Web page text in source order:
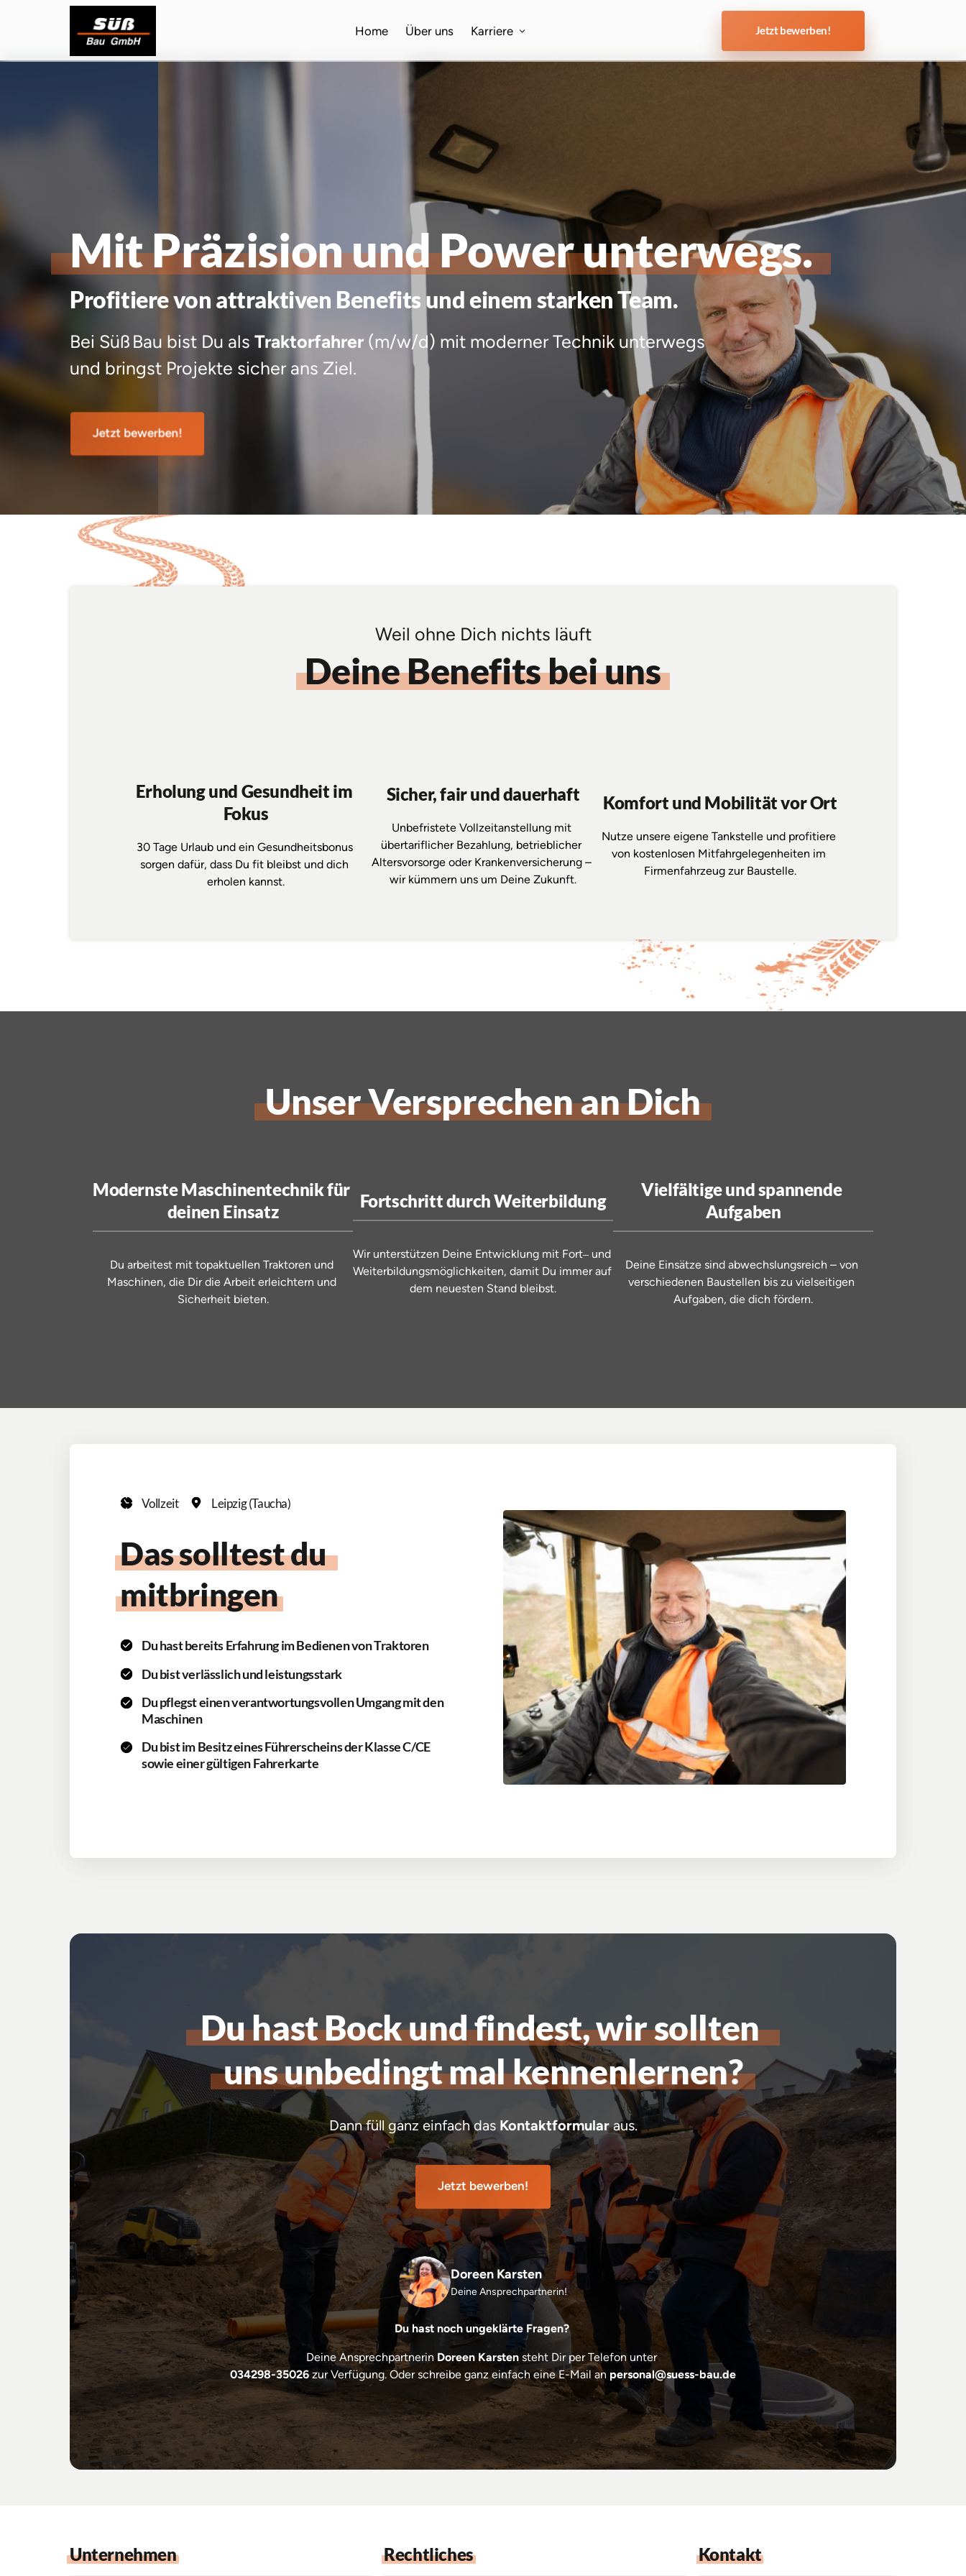
Home Über uns Karriere Jetzt bewerben!
Mit Präzision und Power unterwegs.
Profitiere von attraktiven Benefits und einem starken Team.
Bei Süß Bau bist Du als Traktorfahrer (m/w/d) mit moderner Technik unterwegs
und bringst Projekte sicher ans Ziel.
Jetzt bewerben!
Weil ohne Dich nichts läuft
Deine Benefits bei uns
Erholung und Gesundheit im
Fokus
30 Tage Urlaub und ein
Gesundheitsbonus
sorgen dafür, dass Du fit bleibst und
erholen kannst.
Sicher, fair und dauerhaft
Unbefristete Vollzeitanstellung
mit
übertariflicher Bezahlung,
betrieblicher
Altersvorsorge oder Krankenversicherung
–
wir kümmern uns um Deine Zukunft.
Komfort und Mobilität vor Ort
Nutze unsere eigene Tankstelle und
profitiere
von kostenlosen Mitfahrgelegenheiten
Firmenfahrzeug zur Baustelle.
Unser Versprechen an Dich
Modernste Maschinentechnik für
deinen Einsatz
Du arbeitest mit topaktuellen Traktoren
und
Maschinen, die Dir die Arbeit erleichtern
und
Sicherheit bieten.
Fortschritt durch Weiterbildung
Wir unterstützen Deine Entwicklung mit Fort‒
Weiterbildungsmöglichkeiten, damit Du immer
dem neuesten Stand bleibst.
Vielfältige und spannende
Aufgaben
Deine Einsätze sind abwechslungsreich –
verschiedenen Baustellen bis zu
Aufgaben, die dich fördern.
Vollzeit Leipzig (Taucha)
Das solltest
du
mitbringen
Du hast bereits Erfahrung im Bedienen von Traktoren
Du bist verlässlich und leistungsstark
Du pflegst einen verantwortungsvollen Umgang mit den
Maschinen
Du bist im Besitz eines Führerscheins der Klasse C/CE
sowie einer gültigen Fahrerkarte
Du hast Bock und findest, wir
sollten
uns unbedingt mal kennenlernen?
Dann füll ganz einfach das Kontaktformular aus.
Jetzt bewerben!
Doreen Karsten
Deine Ansprechpartnerin!
Du hast noch ungeklärte Fragen?
Deine Ansprechpartnerin Doreen Karsten
034298-35026 zur Verfügung. Oder schreibe ganz einfach eine E-Mail an personal@suess-bau.de
Unternehmen Rechtliches Kontakt